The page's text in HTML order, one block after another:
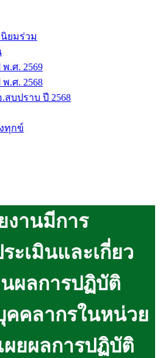
ยมร่วม
.ศ. 2569
.ศ. 2568
บปราบ ปี 2568
ทุกข์
งานมีการ
ะเมินและเกี่ยว
ผลการปฏิบัติ
คคลากรในหน่วย
ผยผลการปฏิบัติ